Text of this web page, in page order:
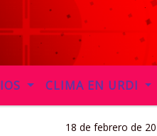
CLIMA EN URDI
18 de febrero de